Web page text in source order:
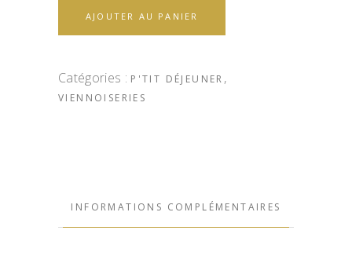
AJOUTER AU PANIER
Catégories : P'TIT DÉJEUNER ,
VIENNOISERIES
INFORMATIONS COMPLÉMENTAIRES